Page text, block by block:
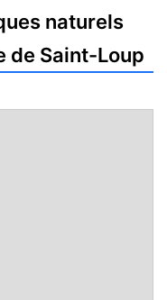
naturels
de Saint-Loup